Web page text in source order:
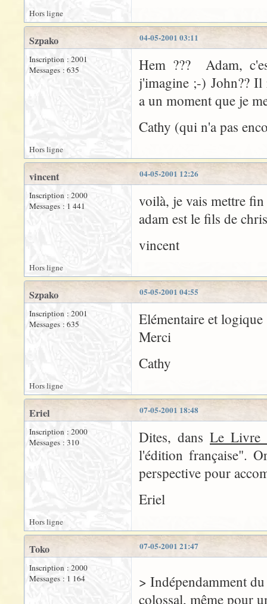
Hors ligne
04-05-2001 03:11
Szpako
Inscription : 2001
Messages : 635
Hem ??? Adam,
j'imagine ;-) John??
a un moment que je
Cathy (qui n'a pas
Hors ligne
04-05-2001 12:26
vincent
Inscription : 2000
Messages : 1 441
voilà, je vais mettre fin
adam est le fils de
vincent
Hors ligne
05-05-2001 04:55
Szpako
Inscription : 2001
Messages : 635
Elémentaire et
Merci
Cathy
Hors ligne
07-05-2001 18:48
Eriel
Inscription : 2000
Messages : 310
Dites, dans Le Livre
l'édition française".
perspective pour
Eriel
Hors ligne
07-05-2001 21:47
Toko
Inscription : 2000
Messages : 1 164
> Indépendamment
colossal, même pour